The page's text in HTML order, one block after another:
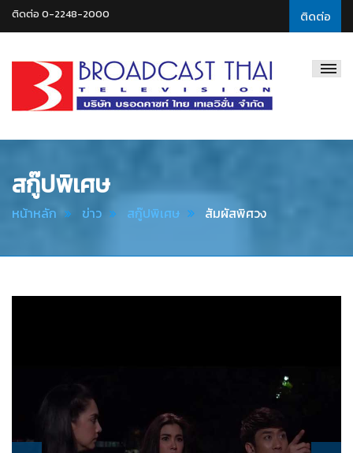
ติดต่อ
ติดต่อ 0-2248-2000
Thai
สกู๊ปพิเศษ
หน้าหลัก ข่าว สกู๊ปพิเศษ สัมผัสพิศวง